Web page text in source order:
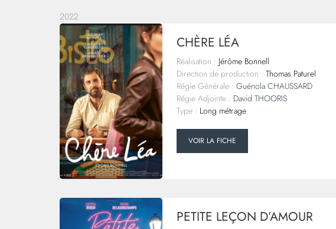
2022
CHÈRE LÉA
Réalisation : Jérôme Bonnell
Direction de production : Thomas Paturel
Régie Générale : Guénola CHAUSSARD
Régie Adjointe : David THOORIS
Type : Long métrage
VOIR LA FICHE
PETITE LEÇON D’AMOUR